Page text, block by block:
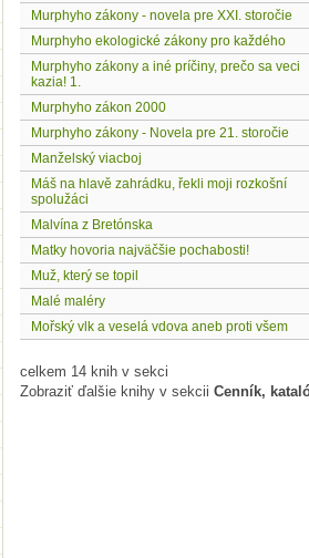
Murphyho zákony - novela pre XXI. storočie
Murphyho ekologické zákony pro každého
Murphyho zákony a iné príčiny, prečo sa veci
kazia! 1.
Murphyho zákon 2000
Murphyho zákony - Novela pre 21. storočie
Manželský viacboj
Máš na hlavě zahrádku, řekli moji rozkošní
spolužáci
Malvína z Bretónska
Matky hovoria najväčšie pochabosti!
Muž, který se topil
Malé maléry
Mořský vlk a veselá vdova aneb proti všem
celkem 14 knih v sekci
Zobraziť ďalšie knihy v sekcii Cenník,